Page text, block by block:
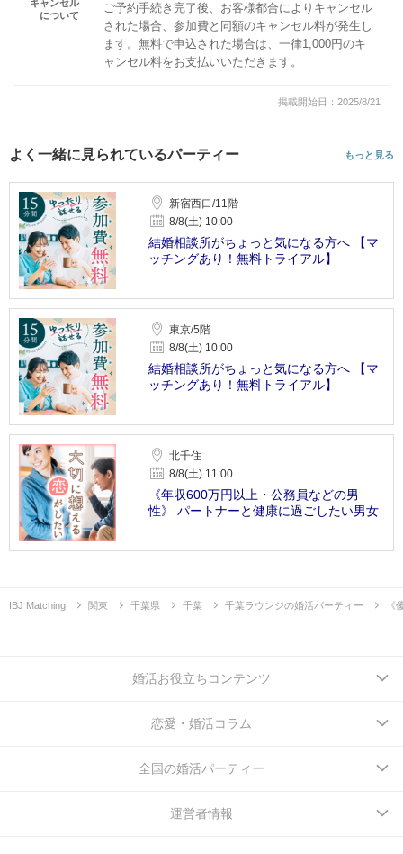
キャンセル
について
ご予約手続き完了後、お客様都合によりキャンセル
された場合、参加費と同額のキャンセル料が発生し
ます。無料で申込された場合は、一律1,000円のキ
ャンセル料をお支払いいただきます。
掲載開始日：2025/8/21
よく一緒に見られているパーティー もっと見る
新宿西口/11階
8/8(土) 10:00
結婚相談所がちょっと気になる方へ 【マ
ッチングあり！無料トライアル】
東京/5階
8/8(土) 10:00
結婚相談所がちょっと気になる方へ 【マ
ッチングあり！無料トライアル】
北千住
8/8(土) 11:00
《年収600万円以上・公務員などの男
性》 パートナーと健康に過ごしたい男女
IBJ Matching 関東 千葉県 千葉 千葉ラウンジの婚活パーティー 《
婚活お役立ちコンテンツ
恋愛・婚活コラム
全国の婚活パーティー
運営者情報